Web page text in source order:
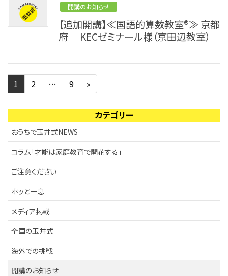
開講のお知らせ
【追加開講】≪国語的算数教室®≫ 京都
府 KECゼミナール様（京田辺教室）
1 2 … 9 »
カテゴリー
おうちで玉井式NEWS
コラム「才能は家庭教育で開花する」
ご注意ください
ホッと一息
メディア掲載
全国の玉井式
海外での挑戦
開講のお知らせ